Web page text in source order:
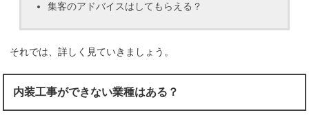
集客のアドバイスはしてもらえる？
それでは、詳しく見ていきましょう。
内装工事ができない業種はある？